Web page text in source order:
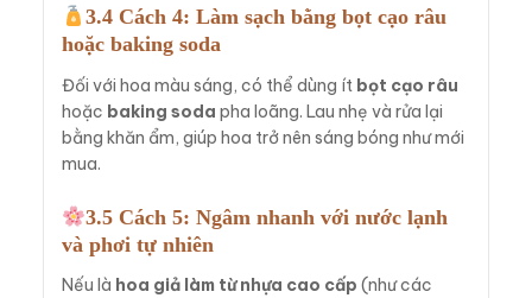
3.4 Cách 4: Làm sạch bằng bọt cạo râu
hoặc baking soda
Đối với hoa màu sáng, có thể dùng ít bọt cạo râu
hoặc baking soda pha loãng. Lau nhẹ và rửa lại
bằng khăn ẩm, giúp hoa trở nên sáng bóng như mới
mua.
3.5 Cách 5: Ngâm nhanh với nước lạnh
và phơi tự nhiên
Nếu là hoa giả làm từ nhựa cao cấp (như các